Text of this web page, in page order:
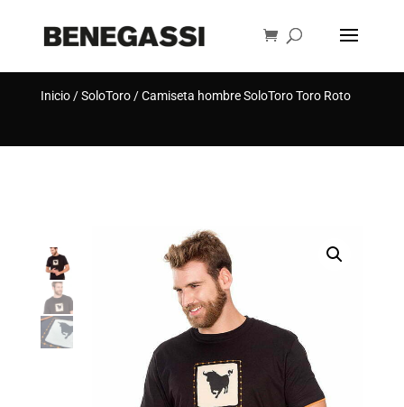
Inicio/SoloToro/ Camiseta hombre SoloToro Toro Roto